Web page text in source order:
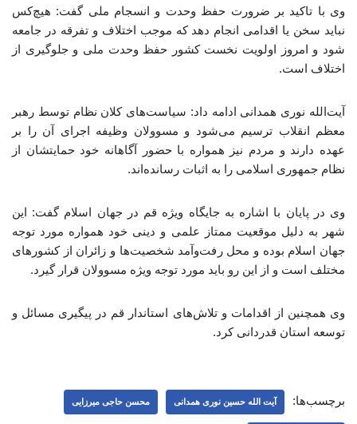
وی با تاکید بر ضرورت حفظ وحدت و انسجام ملی گفت: هیچ‌کس
نباید سخن یا اقدامی انجام دهد که موجب اختلاف و تفرقه در جامعه
شود و امروز اولویت نخست کشور حفظ وحدت ملی و جلوگیری از
اختلاف است.
آیت‌الله نوری همدانی ادامه داد: سیاست‌های کلان نظام توسط رهبر
معظم انقلاب ترسیم می‌شود و مسوولان وظیفه اجرای آن را بر
عهده دارند و مردم نیز همواره با حضور آگاهانه خود حمایتشان از
نظام جمهوری اسلامی را به اثبات رسانده‌اند.
وی در پایان با اشاره به جایگاه ویژه قم در جهان اسلام گفت: این
شهر به دلیل موقعیت ممتاز علمی و دینی خود همواره مورد توجه
جهان اسلام بوده و محل رفت‌وآمد شخصیت‌ها و زائران از کشورهای
مختلف است و از این رو باید مورد توجه ویژه مسوولان قرار گیرد.
وی همچنین از اقدامات و تلاش‌های استاندار قم در پیگیری مسائل و
توسعه استان قدردانی کرد.
برچسب‌ها: آیت الله حسین نوری همدانی محسن حاجی میرزایی